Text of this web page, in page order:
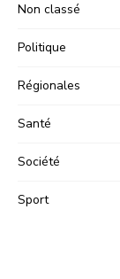
Non classé
Politique
Régionales
Santé
Société
Sport